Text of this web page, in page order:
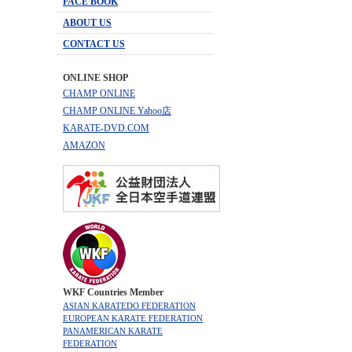
ABOUT US
CONTACT US
ONLINE SHOP
CHAMP ONLINE
CHAMP ONLINE Yahoo店
KARATE-DVD.COM
AMAZON
WKF Countries Member
ASIAN KARATEDO FEDERATION
EUROPEAN KARATE FEDERATION
PANAMERICAN KARATE
FEDERATION